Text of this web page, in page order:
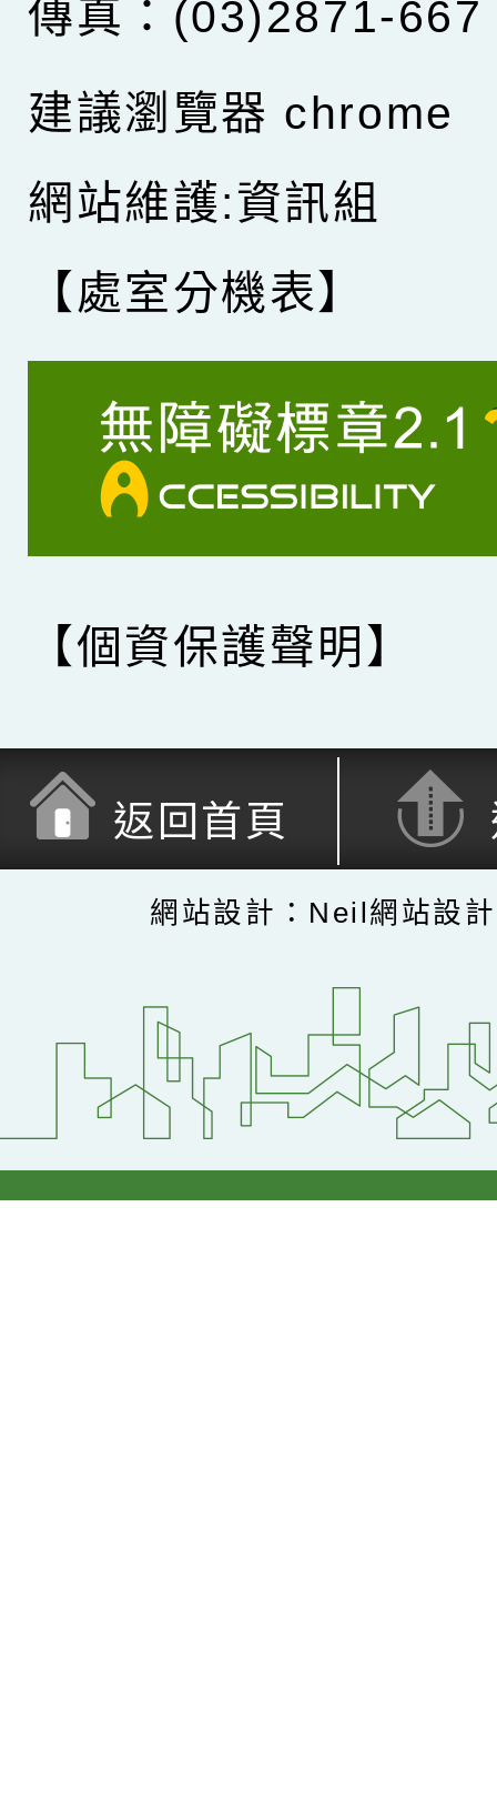
傳真：(03)2871-667
建議瀏覽器 chrome
網站維護:資訊組
【處室分機表】
【個資保護聲明】
返回首頁
網站設計：Neil網站設